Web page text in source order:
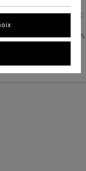
THIS MINERAL CBD SUNBLOCK
EACH 1 OZ TIN
WATER RESISTANT WITH 18%
AND WHOLE-PLANT